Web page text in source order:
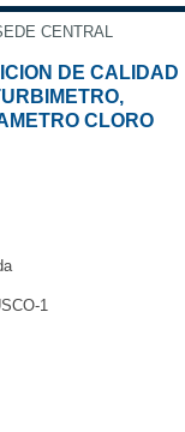
CENTRAL
DE CALIDAD
CLORO
1